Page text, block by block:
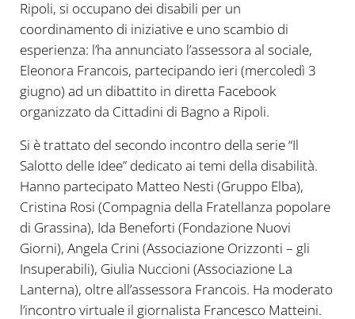
Ripoli, si occupano dei disabili per un
coordinamento di iniziative e uno scambio di
esperienza: l’ha annunciato l’assessora al sociale,
Eleonora Francois, partecipando ieri (mercoledì 3
giugno) ad un dibattito in diretta Facebook
organizzato da Cittadini di Bagno a Ripoli.
Si è trattato del secondo incontro della serie “Il
Salotto delle Idee” dedicato ai temi della disabilità.
Hanno partecipato Matteo Nesti (Gruppo Elba),
Cristina Rosi (Compagnia della Fratellanza popolare
di Grassina), Ida Beneforti (Fondazione Nuovi
Giorni), Angela Crini (Associazione Orizzonti – gli
Insuperabili), Giulia Nuccioni (Associazione La
Lanterna), oltre all’assessora Francois. Ha moderato
l’incontro virtuale il giornalista Francesco Matteini.